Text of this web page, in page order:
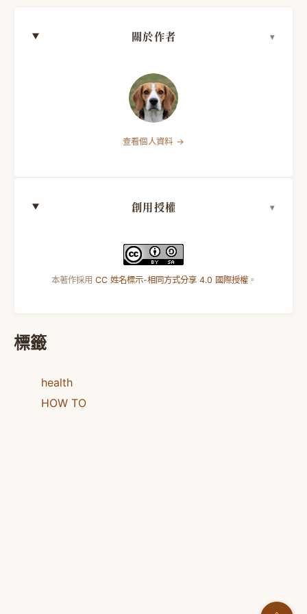
關於作者
查看個人資料 →
創用授權
本著作採用 CC 姓名標示-相同方式分享 4.0 國際授權。
標籤
health
HOW TO